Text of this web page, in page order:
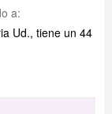
a:
Ud., tiene un 44